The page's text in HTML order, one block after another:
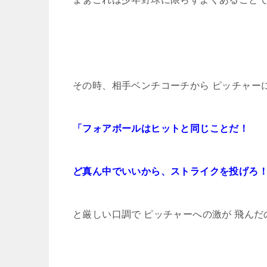
その時、相手ベンチコーチから ピッチャー
「フォアボールはヒットと同じことだ！
ど真ん中でいいから、ストライクを投げろ！
と厳しい口調で ピッチャーへの激が 飛んだ